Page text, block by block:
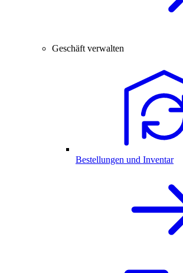
Geschäft verwalten
Bestellungen und Inventar